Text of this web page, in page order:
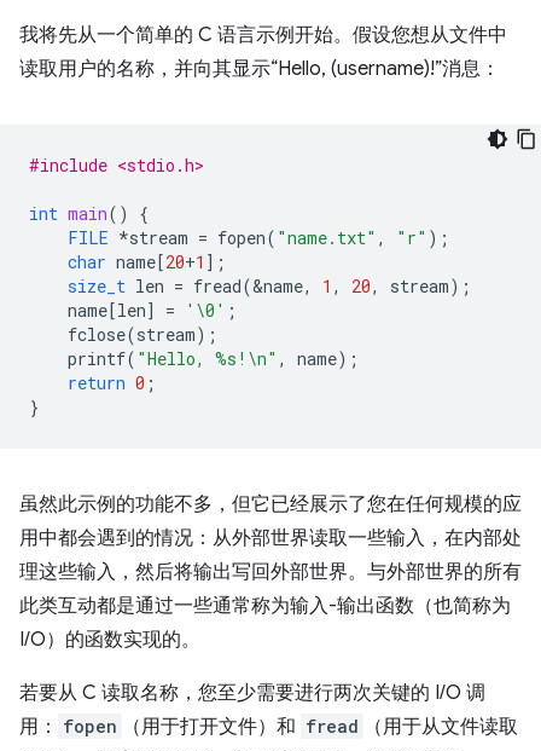
我将先从一个简单的 C 语言示例开始。假设您想从文件中
读取用户的名称，并向其显示“Hello, (username)!”消息：
#include <stdio.h>
int main()
{
FILE *stream = fopen( "name.txt" , "r" );
char name[20+1 ];
size_t len = fread(&name, 1 , 20, stream);
name[len] = '\0' ;
fclose(stream);
printf( "Hello, %s! \n" , name);
return 0 ;
}
虽然此示例的功能不多，但它已经展示了您在任何规模的应
用中都会遇到的情况：从外部世界读取一些输入，在内部处
理这些输入，然后将输出写回外部世界。与外部世界的所有
此类互动都是通过一些通常称为输入-输出函数（也简称为
I/O）的函数实现的。
若要从 C 读取名称，您至少需要进行两次关键的 I/O 调
用：
fopen （用于打开文件）和 fread
（用于从文件读取